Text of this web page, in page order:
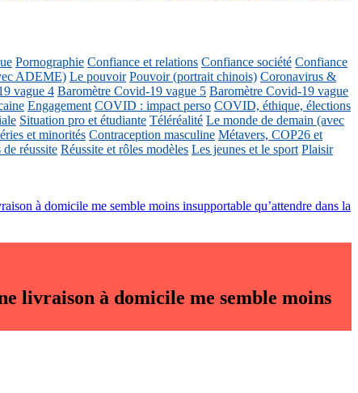
Pornographie Confiance et relations Confiance société Confiance
ADEME) Le pouvoir Pouvoir (portrait chinois) Coronavirus &
vague 4 Baromètre Covid-19 vague 5 Baromètre Covid-19 vague
Engagement COVID : impact perso COVID, éthique, élections
Situation pro et étudiante Téléréalité Le monde de demain (avec
et minorités Contraception masculine Métavers, COP26 et
réussite Réussite et rôles modèles Les jeunes et le sport Plaisir
à domicile me semble moins insupportable qu’attendre dans la
livraison à domicile me semble moins